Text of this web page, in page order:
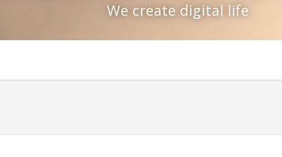
We create digital life